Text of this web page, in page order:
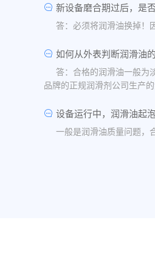
新设备磨合期过后，是
答：必须将润滑油换掉！
如何从外表判断润滑油的
答：合格的润滑油一般为
品牌的正规润滑剂公司生产
设备运行中，润滑油起
一般是润滑油质量问题，
答：一般情况下油品发